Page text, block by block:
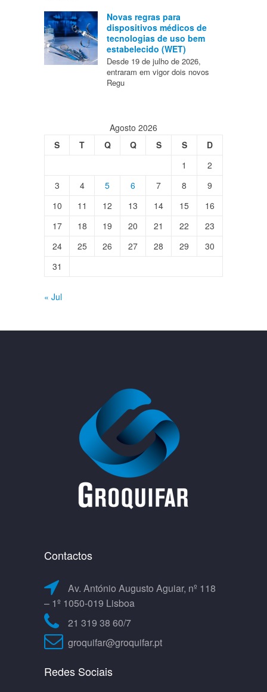
Novas regras para
dispositivos médicos de
tecnologias de uso bem
estabelecido (WET)
Desde 19 de julho de 2026,
entraram em vigor dois novos
Regu
Agosto 2026
S
T Q Q S S
D
1
2
3
4 5 6 7 8
9
10
11 12 13 14 15
16
17
18 19 20 21 22
23
24
25 26 27 28 29
30
31
« Jul
Contactos
Av. António Augusto Aguiar, nº 118
– 1º 1050-019 Lisboa
21 319 38 60/7
groquifar@groquifar.pt
Redes Sociais